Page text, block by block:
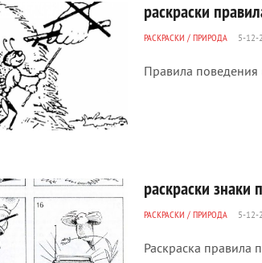
раскраски
РАСКРАСКИ / ПРИРОДА 5-12-
Правила поведения
раскраски знаки
РАСКРАСКИ / ПРИРОДА 5-12-
Раскраска правила